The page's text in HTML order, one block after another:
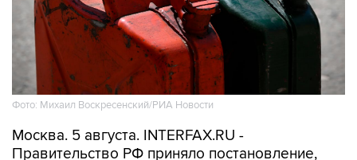
Фото: Михаил Воскресенский/РИА Новости
Москва. 5 августа. INTERFAX.RU -
Правительство РФ приняло постановление,